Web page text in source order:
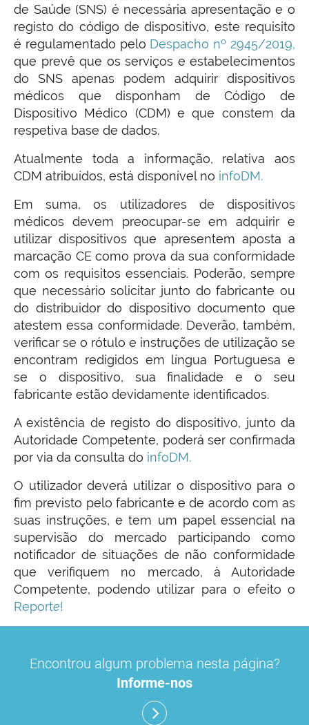
de Saúde (SNS) é necessária apresentação e o
registo do código de dispositivo, este requisito
é regulamentado pelo Despacho nº 2945/2019,
que prevê que os serviços e estabelecimentos
do SNS apenas podem adquirir dispositivos
médicos que disponham de Código de
Dispositivo Médico (CDM) e que constem da
respetiva base de dados.
Atualmente toda a informação, relativa aos
CDM atribuídos, está disponível no infoDM.
Em suma, os utilizadores de dispositivos
médicos devem preocupar-se em adquirir e
utilizar dispositivos que apresentem aposta a
marcação CE como prova da sua conformidade
com os requisitos essenciais. Poderão, sempre
que necessário solicitar junto do fabricante ou
do distribuidor do dispositivo documento que
atestem essa conformidade. Deverão, também,
verificar se o rótulo e instruções de utilização se
encontram redigidos em língua Portuguesa e
se o dispositivo, sua finalidade e o seu
fabricante estão devidamente identificados.
A existência de registo do dispositivo, junto da
Autoridade Competente, poderá ser confirmada
por via da consulta do infoDM.
O utilizador deverá utilizar o dispositivo para o
fim previsto pelo fabricante e de acordo com as
suas instruções, e tem um papel essencial na
supervisão do mercado participando como
notificador de situações de não conformidade
que verifiquem no mercado, à Autoridade
Competente, podendo utilizar para o efeito o
Reporte!
competente na área dos dispositivos médicos,
apresenta algumas noções básicas para a
identificação e classificação dos dispositivos
médicos, vulgarmente dispensados em
Encontrou algum problema nesta página?
Informe-nos